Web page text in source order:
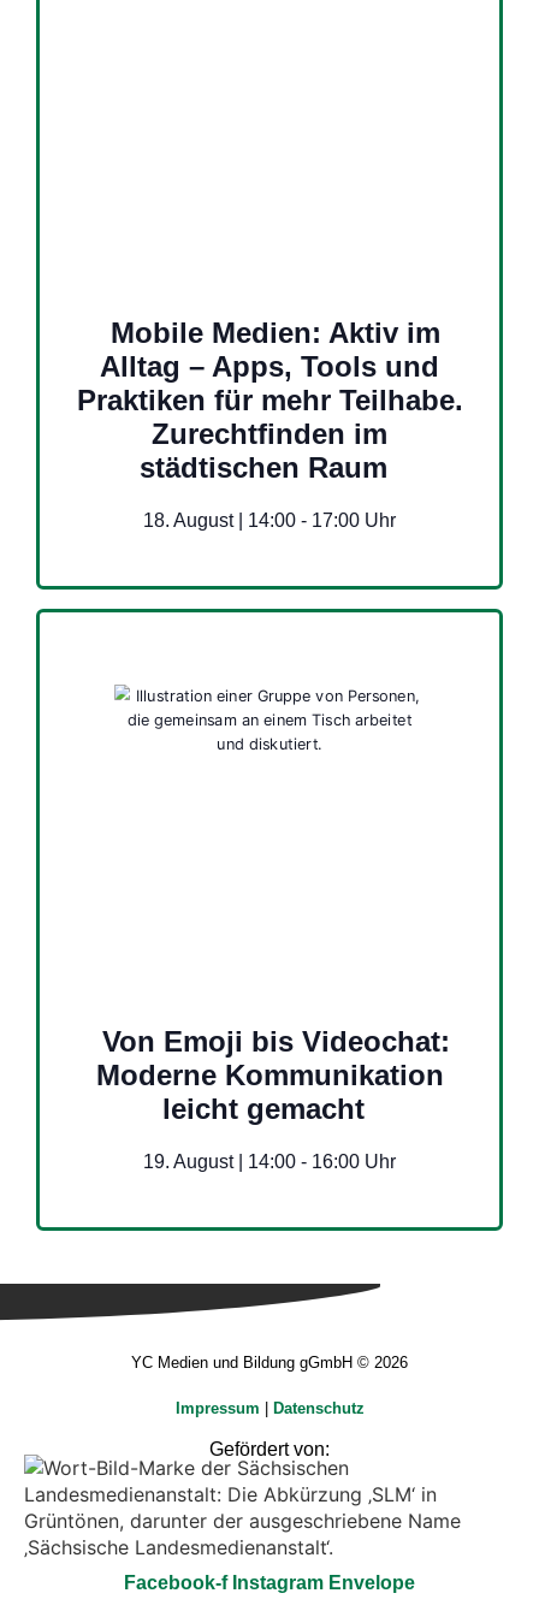
Mobile Medien: Aktiv im
Alltag – Apps, Tools und
Praktiken für mehr Teilhabe.
Zurechtfinden im
städtischen Raum
18. August | 14:00 - 17:00
Von Emoji bis Videochat:
Moderne Kommunikation
leicht gemacht
19. August | 14:00 - 16:00
YC Medien und Bildung gGmbH © 2026
Impressum Datenschutz
Gefördert von:
Facebook-f Instagram Envelope